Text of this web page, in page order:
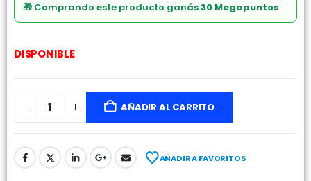
🎁 Comprando este producto ganás30 Megapuntos
DISPONIBLE
AÑADIR AL CARRITO
AÑADIR A FAVORITOS